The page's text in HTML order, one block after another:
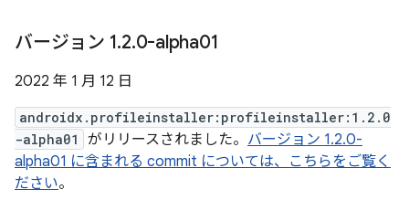
バージョン 1.2.0-alpha01
2022 年 1 月 12 日
androidx.profileinstaller:profileinstaller:1.2.0
-alpha01
がリリースされました。 バージョン 1.2.0-
alpha01 に含まれる commit については、こちらをご覧く
ださい。